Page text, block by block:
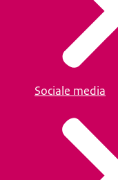
Sociale media